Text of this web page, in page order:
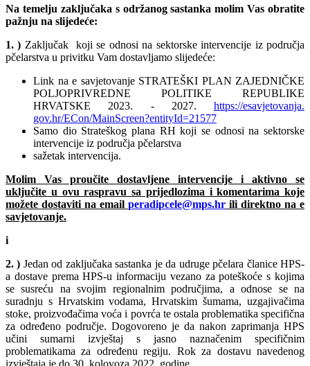
Na temelju zaključaka s održanog sastanka molim Vas obratite
pažnju na slijedeće:
1. ) Zaključak koji se odnosi na sektorske intervencije iz područja
pčelarstva u privitku Vam dostavljamo slijedeće:
Link na e savjetovanje STRATEŠKI PLAN ZAJEDNIČKE
POLJOPRIVREDNE POLITIKE REPUBLIKE
HRVATSKE 2023. - 2027. https://esavjetovanja.
gov.hr/ECon/MainScreen?entityId=21577
Samo dio Strateškog plana RH koji se odnosi na sektorske
intervencije iz područja pčelarstva
sažetak intervencija.
Molim Vas proučite dostavljene intervencije i aktivno se
uključite u ovu raspravu sa prijedlozima i komentarima koje
možete dostaviti na email peradipcele@mps.hr ili direktno na e
savjetovanje.
i
2.) Jedan od zaključaka sastanka je da udruge pčelara članice HPS-
a dostave prema HPS-u informaciju vezano za poteškoće s kojima
se susreću na svojim regionalnim područjima, a odnose se na
suradnju s Hrvatskim vodama, Hrvatskim šumama, uzgajivačima
stoke, proizvođačima voća i povrća te ostala problematika specifična
za određeno područje. Dogovoreno je da nakon zaprimanja HPS
učini sumarni izvještaj s jasno naznačenim specifičnim
problematikama za određenu regiju. Rok za dostavu navedenog
izvještaja je do 30. kolovoza 2022. godine.